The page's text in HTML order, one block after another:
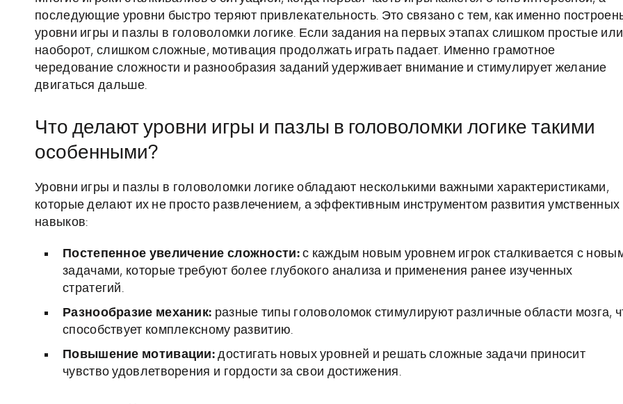
последующие уровни быстро теряют привлекательность. Это связано с тем, как именно
уровни игры и пазлы в головоломки логике. Если задания на первых этапах слишком простые
наоборот, слишком сложные, мотивация продолжать играть падает. Именно грамотное
чередование сложности и разнообразия заданий удерживает внимание и стимулирует желание
двигаться дальше.
Что делают уровни игры и пазлы в головоломки логике такими
особенными?
Уровни игры и пазлы в головоломки логике обладают несколькими важными характеристиками,
которые делают их не просто развлечением, а эффективным инструментом развития умственных
навыков:
Постепенное увеличение сложности:с каждым новым уровнем игрок сталкивается с
задачами, которые требуют более глубокого анализа и применения ранее изученных
стратегий.
Разнообразие механик: разные типы головоломок стимулируют различные области мозга,
способствует комплексному развитию.
Повышение мотивации: достигать новых уровней и решать сложные задачи приносит
чувство удовлетворения и гордости за свои достижения.